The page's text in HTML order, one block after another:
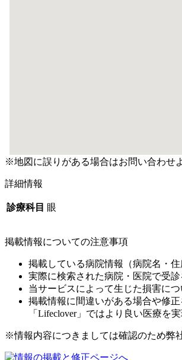
※地図に誤りがある場合はお問い合わせ
詳細情報
診療科目 眼
掲載情報についての注意事項
掲載している病院情報（病院名・
実際に検索された病院・医院で受
当サービスによって生じた損害に
掲載情報に間違いがある場合や修
「Lifeclover」ではより良い医療を
※情報内容につきましては確認のため弊